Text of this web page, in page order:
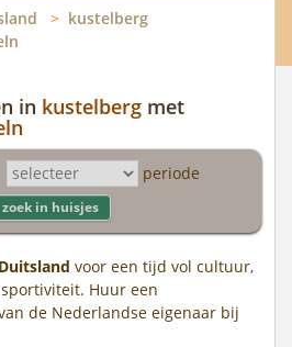
kustelberg
in kustelberg met
periode
Duitsland voor een tijd vol cultuur,
Huur een
de Nederlandse eigenaar bij